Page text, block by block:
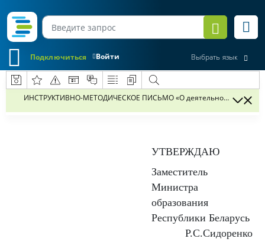
Войти
Подключиться Выбрать язык
ИНСТРУКТИВНО-
УТВЕРЖДАЮ
Заместитель
Министра
образования
Республики Беларусь
Р.С.Сидоренко